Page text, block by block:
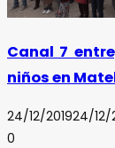
Canal 7
niños en
24/12/201924/12/
0